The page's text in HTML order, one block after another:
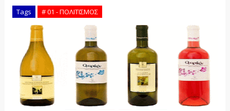
Tags # 01 - ΠΟΛΙΤΙΣΜΟΣ